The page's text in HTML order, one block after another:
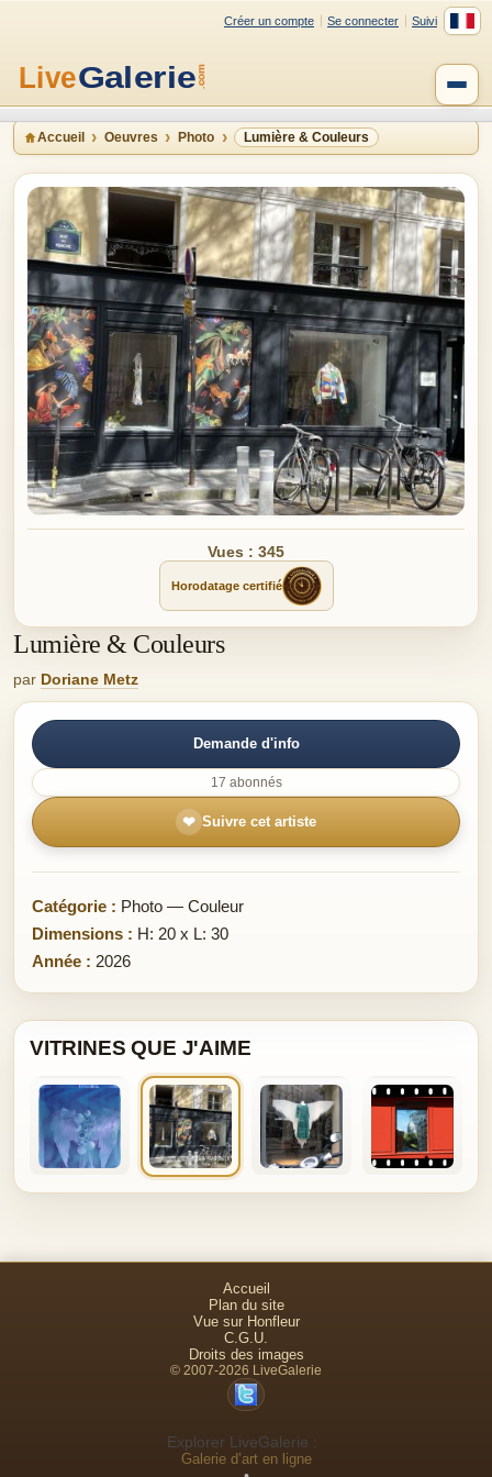
Créer un compte Se connecter Suivi
Accueil Oeuvres Photo Lumière & Couleurs
Vues : 345
Horodatage certifié
Lumière & Couleurs
par Doriane Metz
Demande d'info
17 abonnés
❤ Suivre cet artiste
Catégorie : Photo — Couleur
Dimensions : H: 20 x L: 30
Année : 2026
VITRINES QUE J'AIME
Accueil
Plan du site
Vue sur Honfleur
C.G.U.
Droits des images
© 2007-2026 LiveGalerie
Explorer LiveGalerie :
Galerie d’art en ligne